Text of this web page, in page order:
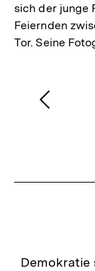
sich der junge
Feiernden
Tor. Seine
Zur
Demokratie